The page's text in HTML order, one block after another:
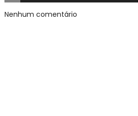
Nenhum comentário